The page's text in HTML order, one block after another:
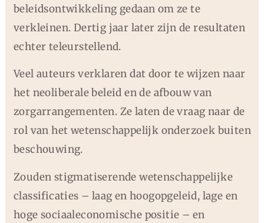
beleidsontwikkeling gedaan om ze te
verkleinen. Dertig jaar later zijn de resultaten
echter teleurstellend.
Veel auteurs verklaren dat door te wijzen naar
het neoliberale beleid en de afbouw van
zorgarrangementen. Ze laten de vraag naar de
rol van het wetenschappelijk onderzoek buiten
beschouwing.
Zouden stigmatiserende wetenschappelijke
classificaties – laag en hoogopgeleid, lage en
hoge sociaaleconomische positie – en